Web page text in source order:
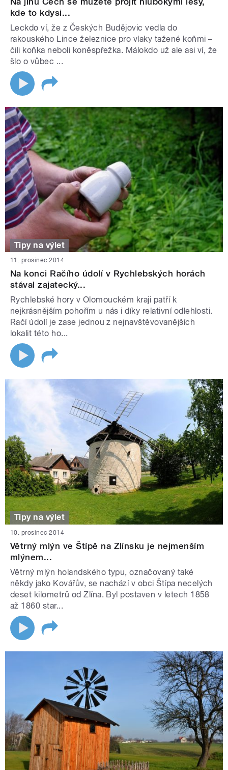
kde to kdysi...
Leckdo ví, že z Českých Budějovic vedla do
rakouského Lince železnice pro vlaky tažené koňmi –
čili koňka neboli koněspřežka. Málokdo už ale asi ví, že
šlo o vůbec ...
Tipy na výlet
11. prosinec 2014
Na konci Račího údolí v Rychlebských horách
stával zajatecký...
Rychlebské hory v Olomouckém kraji patří k
nejkrásnějším pohořím u nás i díky relativní odlehlosti.
Račí údolí je zase jednou z nejnavštěvovanějších
lokalit této ho...
Tipy na výlet
10. prosinec 2014
Větrný mlýn ve Štípě na Zlínsku je nejmenším
mlýnem...
Větrný mlýn holandského typu, označovaný také
někdy jako Kovářův, se nachází v obci Štípa necelých
deset kilometrů od Zlína. Byl postaven v letech 1858
až 1860 star...